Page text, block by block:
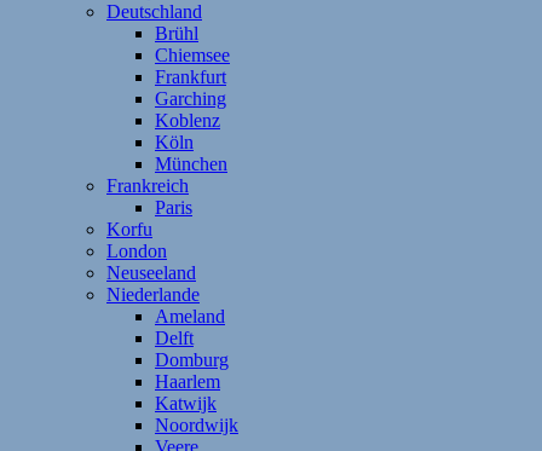
Deutschland
Brühl
Chiemsee
Frankfurt
Garching
Koblenz
Köln
München
Frankreich
Paris
Korfu
London
Neuseeland
Niederlande
Ameland
Delft
Domburg
Haarlem
Katwijk
Noordwijk